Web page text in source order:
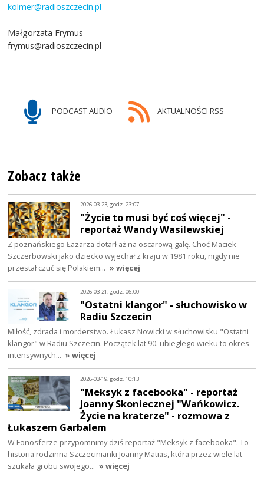
kolmer@radioszczecin.pl
Małgorzata Frymus
frymus@radioszczecin.pl
PODCAST AUDIO AKTUALNOŚCI RSS
Zobacz także
2026-03-23, godz. 23:07
"Życie to musi być coś więcej" -
reportaż Wandy Wasilewskiej
Z poznańskiego Łazarza dotarł aż na oscarową galę. Choć Maciek
Szczerbowski jako dziecko wyjechał z kraju w 1981 roku, nigdy nie
przestał czuć się Polakiem… » więcej
2026-03-21, godz. 06:00
"Ostatni klangor" - słuchowisko w
Radiu Szczecin
Miłość, zdrada i morderstwo. Łukasz Nowicki w słuchowisku "Ostatni
klangor" w Radiu Szczecin. Początek lat 90. ubiegłego wieku to okres
intensywnych… » więcej
2026-03-19, godz. 10:13
"Meksyk z facebooka" - reportaż
Joanny Skoniecznej "Wańkowicz.
Życie na kraterze" - rozmowa z
Łukaszem Garbalem
W Fonosferze przypomnimy dziś reportaż "Meksyk z facebooka". To
historia rodzinna Szczecinianki Joanny Matias, która przez wiele lat
szukała grobu swojego… » więcej